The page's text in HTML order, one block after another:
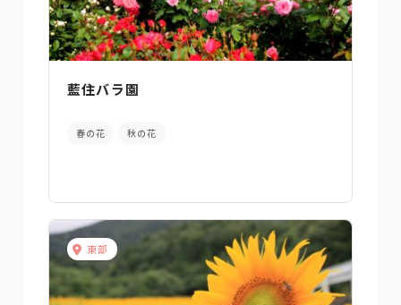
藍住バラ園
春の花 秋の花
東部